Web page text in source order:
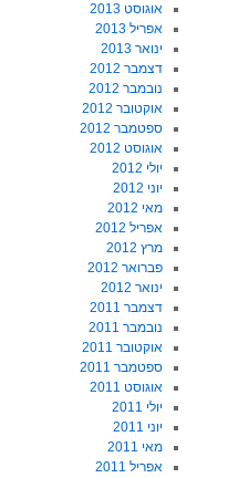
אוגוסט 2013
אפריל 2013
ינואר 2013
דצמבר 2012
נובמבר 2012
אוקטובר 2012
ספטמבר 2012
אוגוסט 2012
יולי 2012
יוני 2012
מאי 2012
אפריל 2012
מרץ 2012
פברואר 2012
ינואר 2012
דצמבר 2011
נובמבר 2011
אוקטובר 2011
ספטמבר 2011
אוגוסט 2011
יולי 2011
יוני 2011
מאי 2011
אפריל 2011